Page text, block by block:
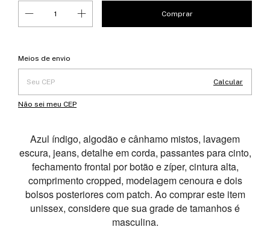
Entregas para o CEP:
Meios de envio
Calcular
Não sei meu CEP
Azul índigo, algodão e cânhamo mistos, lavagem
escura, jeans, detalhe em corda, passantes para cinto,
fechamento frontal por botão e zíper, cintura alta,
comprimento cropped, modelagem cenoura e dois
bolsos posteriores com patch. Ao comprar este item
unissex, considere que sua grade de tamanhos é
masculina.